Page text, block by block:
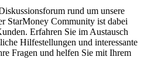
rund um unsere
StarMoney Community ist dabei
Erfahren Sie im Austausch
Hilfestellungen und interessante
Fragen und helfen Sie mit Ihrem